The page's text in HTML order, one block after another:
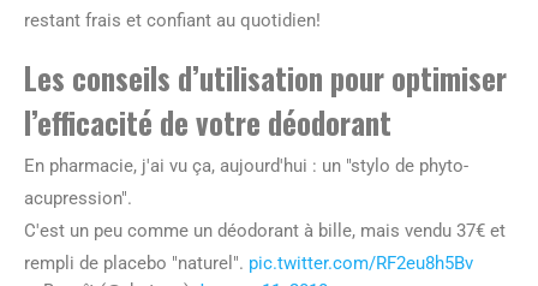
restant frais et confiant au quotidien!
Les conseils d’utilisation pour optimiser
l’efficacité de votre déodorant
En pharmacie, j'ai vu ça, aujourd'hui : un "stylo de phyto-
acupression".
C'est un peu comme un déodorant à bille, mais vendu 37€ et
rempli de placebo "naturel". pic.twitter.com/RF2eu8h5Bv